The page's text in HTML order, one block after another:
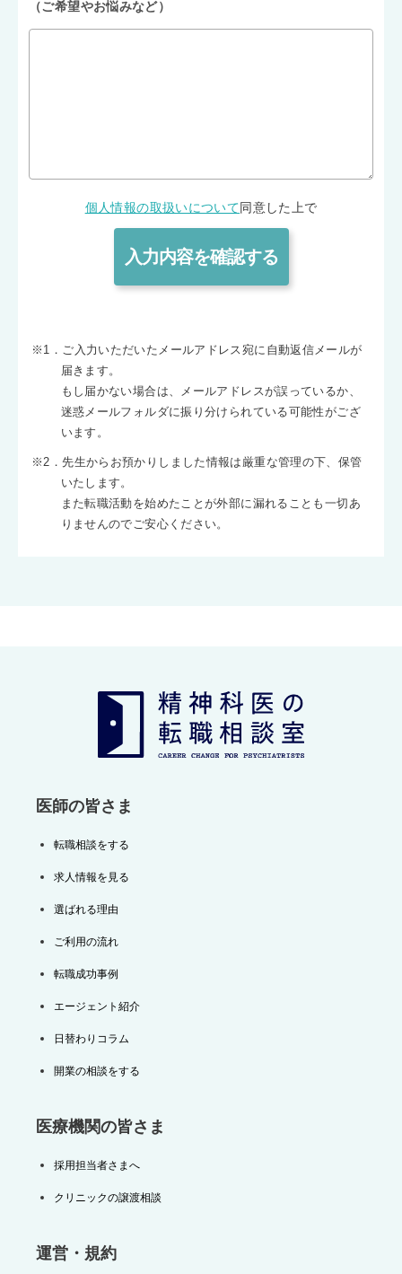
（ご希望やお悩みなど）
個人情報の取扱いについて 同意した上で
※1．ご入力いただいたメールアドレス宛に自動返信メールが
届きます。
もし届かない場合は、メールアドレスが誤っているか、
迷惑メールフォルダに振り分けられている可能性がござ
います。
※2．先生からお預かりしました情報は厳重な管理の下、保管
いたします。
また転職活動を始めたことが外部に漏れることも一切あ
りませんのでご安心ください。
医師の皆さま
転職相談をする
求人情報を見る
選ばれる理由
ご利用の流れ
転職成功事例
エージェント紹介
日替わりコラム
開業の相談をする
医療機関の皆さま
採用担当者さまへ
クリニックの譲渡相談
運営・規約